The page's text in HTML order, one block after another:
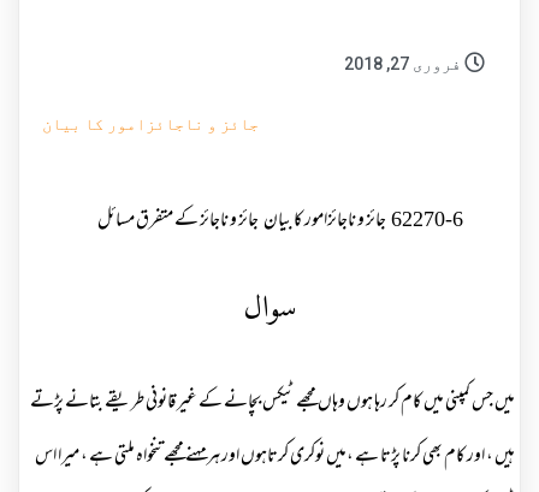
فروری 27, 2018
جائز و ناجائزامور کا بیان
62270-6جائز و ناجائزامور کا بیان جائز و ناجائز کے متفرق مسائل
سوال
میں جس کمپنی میں کام کر رہا ہوں وہاں مجھے ٹیکس بچانے کے غیر قانونی طریقے بتانے پڑتے
ہیں ، اور کام بھی کرنا پڑتا ہے ،میں نوکری کرتاہوں اور ہرمہنے مجھے تنخواہ ملتی ہے ، میرا اس